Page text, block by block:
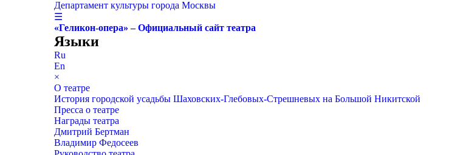
Департамент культуры города Москвы
☰
«Геликон-опера» – Официальный сайт театра
Языки
Ru
En
×
О театре
История городской усадьбы Шаховских-Глебовых-Стрешневых на Большой Никитской
Пресса о театре
Награды театра
Дмитрий Бертман
Владимир Федосеев